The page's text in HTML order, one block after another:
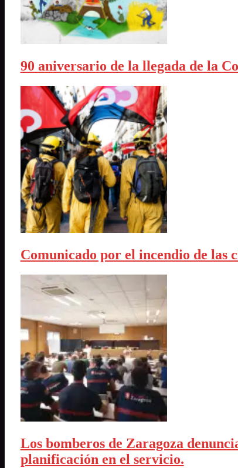
90 aniversario de la llegada de la
Comunicado por el incendio de las
Los bomberos de Zaragoza
planificación en el servicio.